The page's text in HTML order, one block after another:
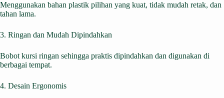
Menggunakan bahan plastik pilihan yang kuat, tidak mudah retak, dan
tahan lama.
3. Ringan dan Mudah Dipindahkan
Bobot kursi ringan sehingga praktis dipindahkan dan digunakan di
berbagai tempat.
4. Desain Ergonomis